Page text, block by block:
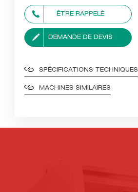
ÊTRE RAPPELÉ
DEMANDE DE DEVIS
SPÉCIFICATIONS TECHNIQUES
MACHINES SIMILAIRES